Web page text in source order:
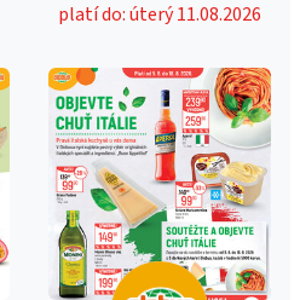
platí do: úterý 11.08.2026